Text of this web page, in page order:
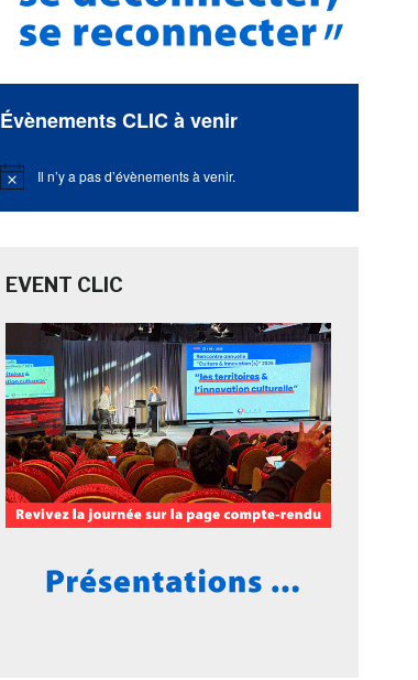
Évènements CLIC à venir
Notice Il n’y a pas d’évènements à venir.
EVENT CLIC